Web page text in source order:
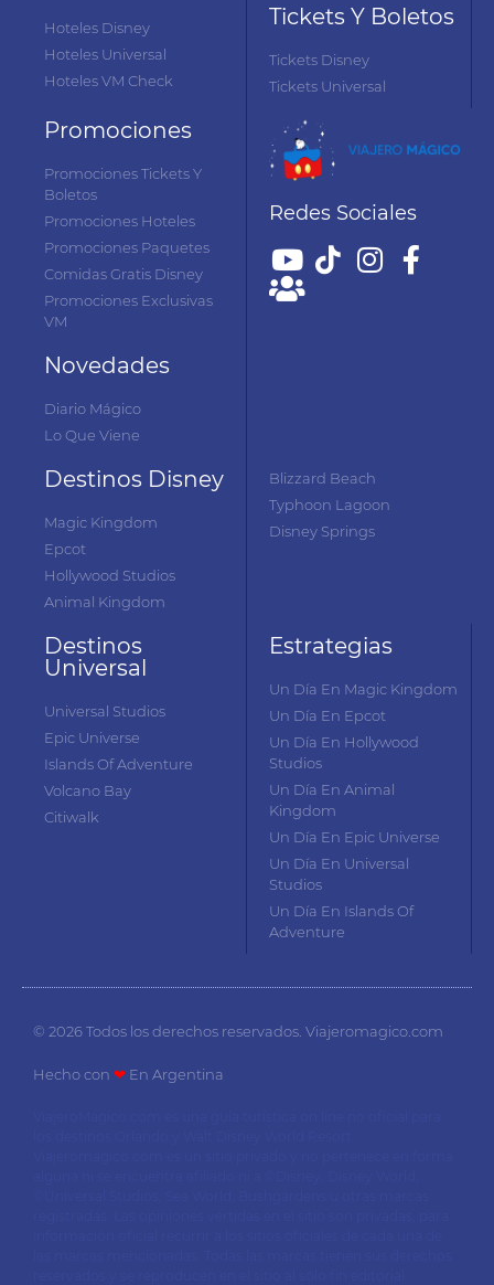
Hoteles Disney
Hoteles Universal
Hoteles VM Check
Tickets Y Boletos
Tickets Disney
Tickets Universal
Promociones
Promociones Tickets Y
Boletos
Promociones Hoteles
Promociones Paquetes
Comidas Gratis Disney
Promociones Exclusivas
VM
Novedades
Diario Mágico
Lo Que Viene
Redes Sociales
Destinos Disney
Magic Kingdom
Epcot
Hollywood Studios
Animal Kingdom
Blizzard Beach
Typhoon Lagoon
Disney Springs
Destinos
Universal
Universal Studios
Epic Universe
Islands Of Adventure
Volcano Bay
Citiwalk
Estrategias
Un Día En Magic Kingdom
Un Día En Epcot
Un Día En Hollywood
Studios
Un Día En Animal
Kingdom
Un Día En Epic Universe
Un Día En Universal
Studios
Un Día En Islands Of
Adventure
© 2026 Todos los derechos reservados. Viajeromagico.com
Hecho con ❤ En Argentina